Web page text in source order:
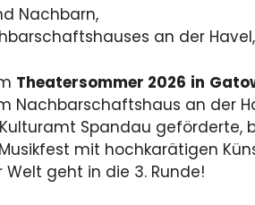
Nachbarn,
an der Havel,
Theatersommer 2026 in
Nachbarschaftshaus an der
Spandau geförderte,
mit hochkarätigen
geht in die 3. Runde!